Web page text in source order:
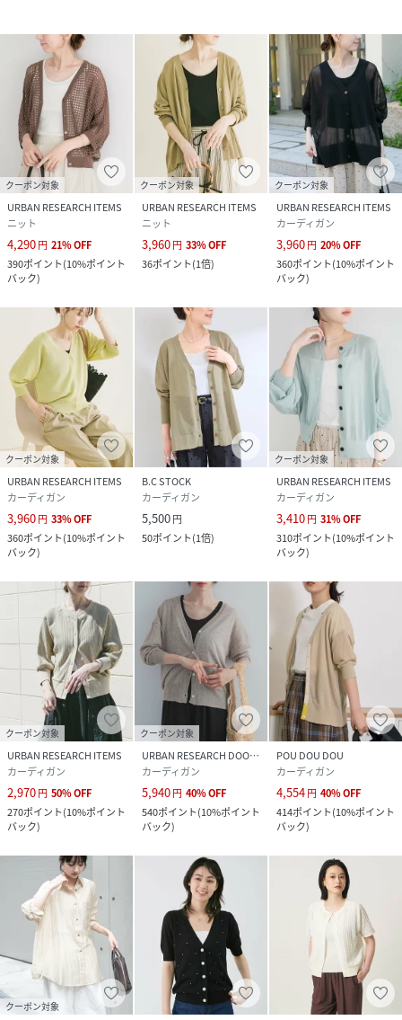
お買い物リストの管理にぜひご利用ください。
素材感
透け感 : あり
伸縮性 : あり
裏地 : なし
光沢 : なし
ポケット : なし
原産国
素材 レーヨン87%,ナイロン13%
サイズ
品番
RY7194_IT26230
(IT26230-2022010-N-bD RY7194)
クーポン対象
URBAN RESEARCH ITEMS
ニット
4,290円 21%OFF
390ポイント(10%ポイント
バック)
クーポン対象
URBAN RESEARCH ITEMS
ニット
3,960円 33%OFF
36ポイント(1倍)
クーポン対象
URBAN RESEARCH ITEMS
カーディガン
3,960円 20%OFF
360ポイント(10%ポイント
バック)
クーポン対象
URBAN RESEARCH ITEMS
カーディガン
3,960円 33%OFF
360ポイント(10%ポイント
バック)
B.C STOCK
カーディガン
5,500円
50ポイント(1倍)
クーポン対象
URBAN RESEARCH ITEMS
カーディガン
3,410円 31%OFF
310ポイント(10%ポイント
バック)
クーポン対象
URBAN RESEARCH ITEMS
カーディガン
2,970円 50%OFF
270ポイント(10%ポイント
バック)
クーポン対象
URBAN RESEARCH DOORS
カーディガン
5,940円 40%OFF
540ポイント(10%ポイント
バック)
POU DOU DOU
カーディガン
4,554円 40%OFF
414ポイント(10%ポイント
バック)
クーポン対象